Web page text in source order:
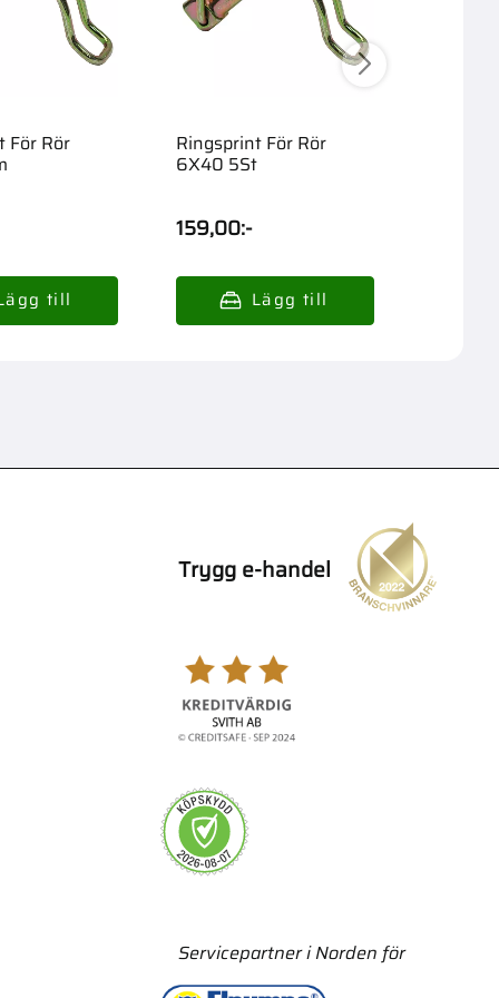
För Rör Ringsprint För Rör
6X40 5St
159,00:-
Trygg e-handel
Servicepartner i Norden för